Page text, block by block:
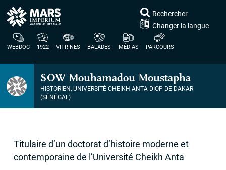
WEBDOC 1922 VITRINES BALADES MÉDIAS PARCOURS
Rechercher
Changer la langue
SOWMouhamadou Moustapha
HISTORIEN, UNIVERSITÉ CHEIKH ANTA DIOP DE DAKAR
(SÉNÉGAL)
Titulaire d’un doctorat d’histoire moderne et
contemporaine de l’Université Cheikh Anta